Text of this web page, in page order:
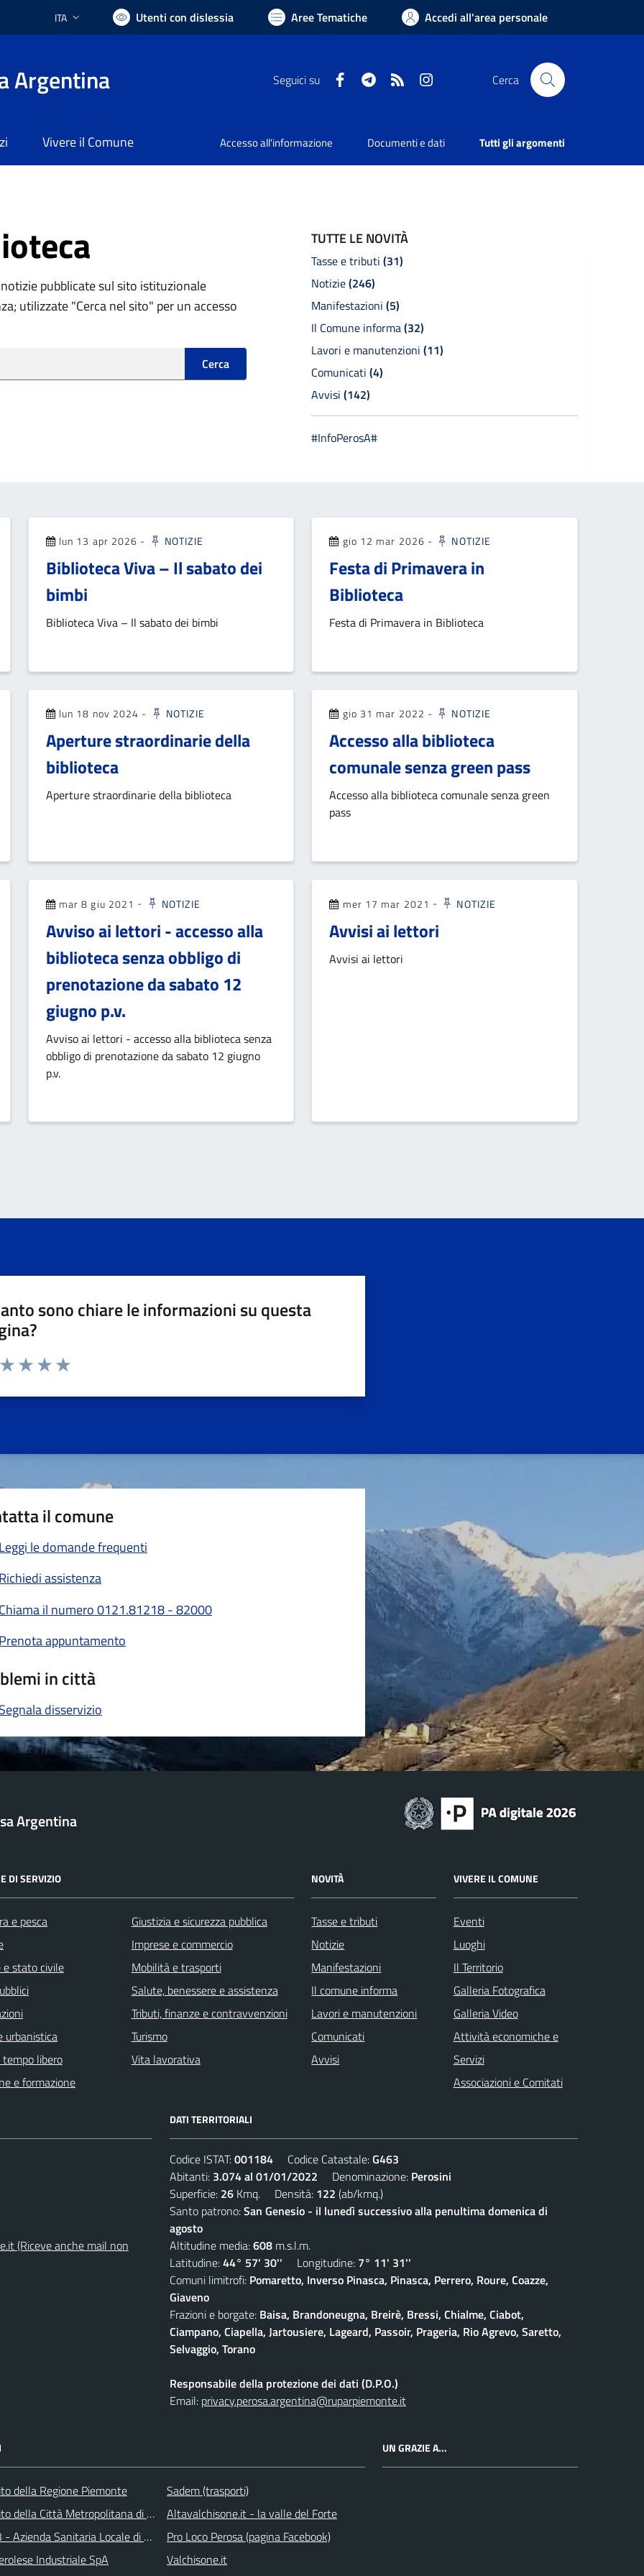
Lingua attiva:
ITA Utenti con dislessia Aree Tematiche Accedi all'area personale
Argentina Seguici su FacebookTelegramRSS Cerca
Vivere il Comune Accesso all'informazione Documenti e dati Tutti gli argomenti
pubblicate sul sito istituzionale
utilizzate "Cerca nel sito" per un accesso
Cerca
TUTTE LE NOVITÀ
Tasse e tributi(31)
Notizie(246)
Manifestazioni(5)
Il Comune informa(32)
Lavori e manutenzioni(11)
Comunicati(4)
Avvisi(142)
#InfoPerosA#
lun 13 apr 2026 - NOTIZIE
Biblioteca Viva – Il sabato dei
bimbi
Biblioteca Viva – Il sabato dei bimbi
gio 12 mar 2026 - NOTIZIE
Festa di Primavera in
Biblioteca
Festa di Primavera in Biblioteca
lun 18 nov 2024 - NOTIZIE
Aperture straordinarie della
biblioteca
Aperture straordinarie della biblioteca
gio 31 mar 2022 - NOTIZIE
Accesso alla biblioteca
comunale senza green pass
Accesso alla biblioteca comunale senza green
pass
mar 8 giu 2021 - NOTIZIE
Avviso ai lettori - accesso alla
biblioteca senza obbligo di
prenotazione da sabato 12
giugno p.v.
Avviso ai lettori - accesso alla biblioteca senza
obbligo di prenotazione da sabato 12 giugno
p.v.
mer 17 mar 2021 - NOTIZIE
Avvisi ai lettori
Avvisi ai lettori
sono chiare le informazioni su questa
da 1 a 5 stelle la pagina
il comune
Leggi le domande frequenti
Richiedi assistenza
Chiama il numero 0121.81218 - 82000
Prenota appuntamento
in città
Segnala disservizio
Argentina
DI SERVIZIO
e pesca
e stato civile
urbanistica
libero
e formazione
Giustizia e sicurezza pubblica
Imprese e commercio
Mobilità e trasporti
Salute, benessere e assistenza
Tributi, finanze e contravvenzioni
Turismo
Vita lavorativa
NOVITÀ
Tasse e tributi
Notizie
Manifestazioni
Il comune informa
Lavori e manutenzioni
Comunicati
Avvisi
VIVERE IL COMUNE
Eventi
Luoghi
Il Territorio
Galleria Fotografica
Galleria Video
Attività economiche e
Servizi
Associazioni e Comitati
(Riceve anche mail non
DATI TERRITORIALI
Codice ISTAT:001184 Codice Catastale:G463
Abitanti: 3.074 al 01/01/2022 Denominazione: Perosini
Superficie: 26 Kmq. Densità: 122 (ab/kmq.)
Santo patrono:San Genesio - il lunedì successivo alla penultima domenica di
agosto
Altitudine media:608 m.s.l.m.
Latitudine:44° 57' 30'' Longitudine: 7° 11' 31''
Comuni limitrofi: Pomaretto, Inverso Pinasca, Pinasca, Perrero, Roure, Coazze,
Giaveno
Frazioni e borgate: Baisa, Brandoneugna, Breirè, Bressi, Chialme, Ciabot,
Ciampano, Ciapella, Jartousiere, Lageard, Passoir, Prageria, Rio Agrevo, Saretto,
Selvaggio, Torano
Responsabile della protezione dei dati (D.P.O.)
Email: privacy.perosa.argentina@ruparpiemonte.it
della Regione Piemonte
della Città Metropolitana di Torino
- Azienda Sanitaria Locale di Collegno e Pinerolo
Industriale SpA
Sadem (trasporti)
Altavalchisone.it - la valle del Forte
Pro Loco Perosa (pagina Facebook)
Valchisone.it
UN GRAZIE A...